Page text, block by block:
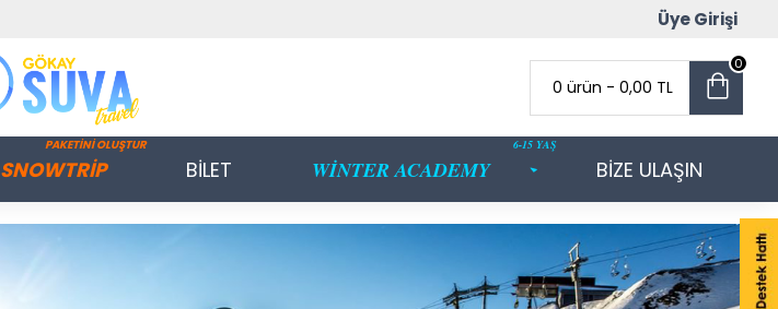
Üye Girişi
0 ürün - 0,00 TL
0
SNOWTRİP
PAKETİNİ OLUŞTUR
BİLET WİNTER ACADEMY
6-15 YAŞ
BİZE ULAŞIN